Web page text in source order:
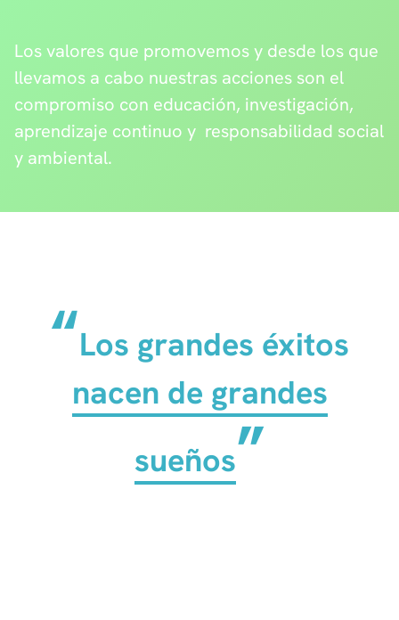
Los valores que promovemos y desde los que
llevamos a cabo nuestras acciones son el
compromiso con educación, investigación,
aprendizaje continuo y responsabilidad social
y ambiental.
Los grandes éxitos
nacen de grandes
sueños